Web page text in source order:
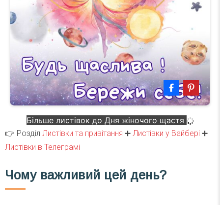
Більше листівок до Дня жіночого щастя
👉 Розділ Листівки та привітання ➕ Листівки у Вайбері ➕
Листівки в Телеграмі
Чому важливий цей день?